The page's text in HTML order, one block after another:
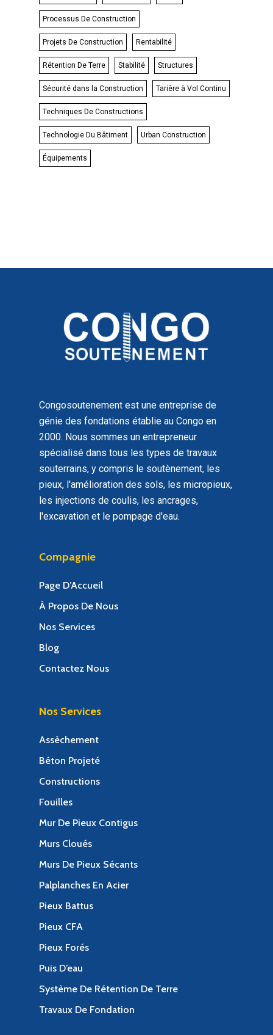
Processus De Construction
Projets De Construction Rentabilité
Rétention De Terre Stabilité Structures
Sécurité dans la Construction Tarière à Vol Continu
Techniques De Constructions
Technologie Du Bâtiment Urban Construction
Équipements
Congosoutenement est une entreprise de
génie des fondations établie au Congo en
2000. Nous sommes un entrepreneur
spécialisé dans tous les types de travaux
souterrains, y compris le soutènement, les
pieux, l'amélioration des sols, les micropieux,
les injections de coulis, les ancrages,
l'excavation et le pompage d'eau.
Compagnie
Page D’Accueil
À Propos De Nous
Nos Services
Blog
Contactez Nous
Nos Services
Assèchement
Béton Projeté
Constructions
Fouilles
Mur De Pieux Contigus
Murs Cloués
Murs De Pieux Sécants
Palplanches En Acier
Pieux Battus
Pieux CFA
Pieux Forés
Puis D’eau
Système De Rétention De Terre
Travaux De Fondation